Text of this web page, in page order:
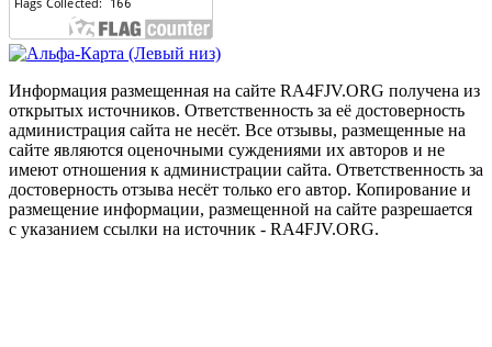
Информация размещенная на сайте RA4FJV.ORG получена из
открытых источников. Ответственность за её достоверность
администрация сайта не несёт. Все отзывы, размещенные на
сайте являются оценочными суждениями их авторов и не
имеют отношения к администрации сайта. Ответственность за
достоверность отзыва несёт только его автор. Копирование и
размещение информации, размещенной на сайте разрешается
с указанием ссылки на источник - RA4FJV.ORG.